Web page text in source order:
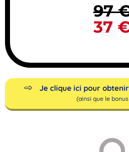
97
37
Je clique ici pour
(ainsi que le